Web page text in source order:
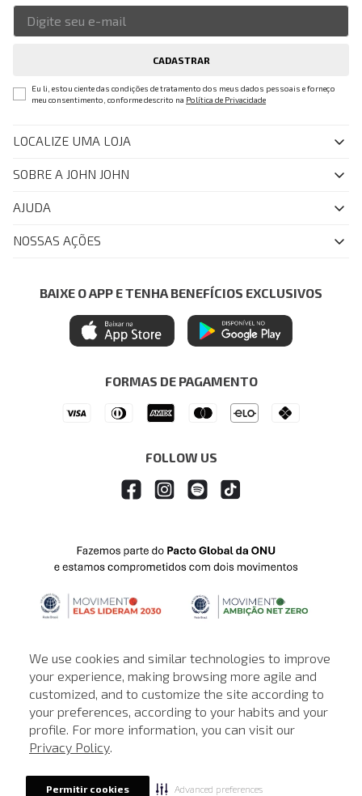
We use cookies and similar technologies to improve
your experience, making browsing more agile and
customized, and to customize the site according to
your preferences, according to your habits and your
profile. For more information, you can visit our
Privacy Policy.
Permitir cookies Advanced preferences
CADASTRAR
Eu li, estou ciente das condições de tratamento dos meus dados pessoais e forneço
meu consentimento, conforme descrito na Política de Privacidade
LOCALIZE UMA LOJA
SOBRE A JOHN JOHN
Quem Somos
John John Club
Painel de Privacidade
Central de Preferências
Ética e Sustentabilidade
AJUDA
FAQ
Regulamentos
Seja um Revendedor
NOSSAS AÇÕES
Azul Fidelidade
Mastercard
Itau Personnalite
BAIXE O APP E TENHA BENEFÍCIOS EXCLUSIVOS
FORMAS DE PAGAMENTO
FOLLOW US
© © Copyright 2000-2026 - Todos os direitos reservados. A Loja de
John John reserva-se no direito de corrigir ou alterar informações
Em caso de dúvidas:0800 990 5500.